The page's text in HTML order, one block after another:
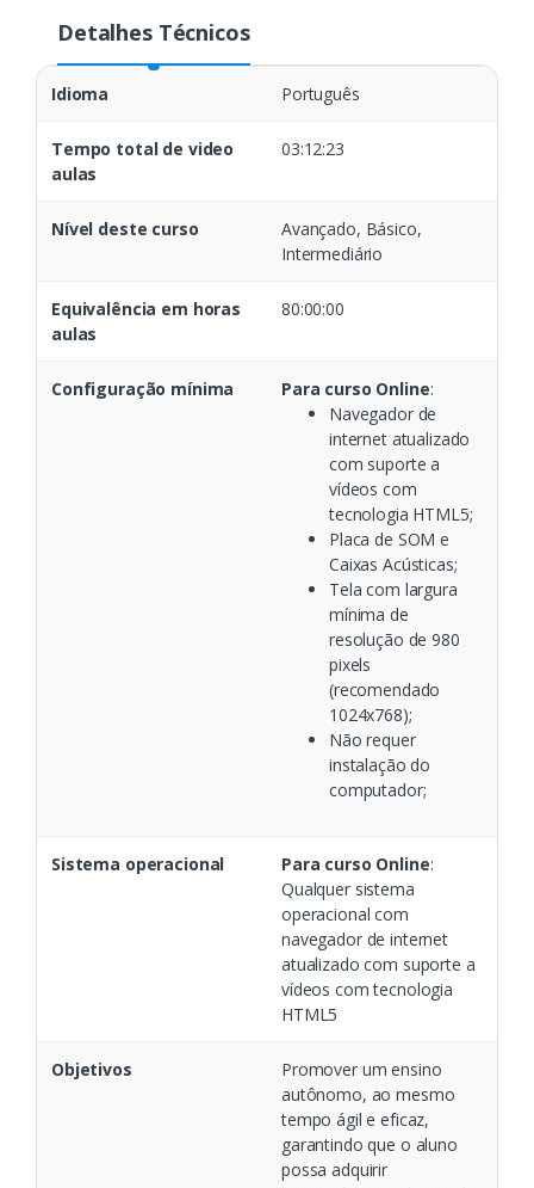
Detalhes Técnicos
Idioma Português
Tempo total de video
aulas
03:12:23
Nível deste curso
Avançado, Básico,
Intermediário
Equivalência em horas
aulas
80:00:00
Configuração mínima Para curso Online:
Navegador de
internet atualizado
com suporte a
vídeos com
tecnologia HTML5;
Placa de SOM e
Caixas Acústicas;
Tela com largura
mínima de
resolução de 980
pixels
(recomendado
1024x768);
Não requer
instalação do
computador;
Sistema operacional Para curso Online:
Qualquer sistema
operacional com
navegador de internet
atualizado com suporte a
vídeos com tecnologia
HTML5
Objetivos
Promover um ensino
autônomo, ao mesmo
tempo ágil e eficaz,
garantindo que o aluno
possa adquirir